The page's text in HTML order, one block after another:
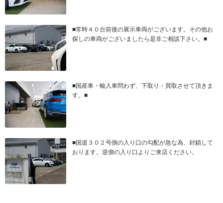
■常時４０台前後の展示車両がございます。その他お
探しの車両がございましたら是非ご相談下さい。■
■国産車・輸入車問わず、下取り・買取させて頂きま
す。■
■国道３０２号側の入り口の勾配が急な為、封鎖して
おります。逆側の入り口よりご来店ください。